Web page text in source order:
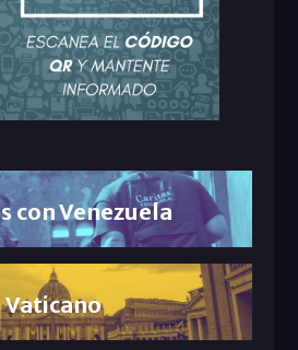
con Venezuela
Vaticano